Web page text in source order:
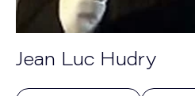
Jean Luc Hudry